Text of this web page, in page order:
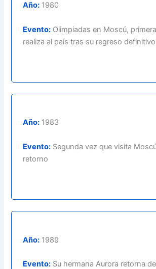
Año: 1980
Evento: Olimpiadas en Moscú,
realiza al país tras su regreso definitivo
Año: 1983
Evento: Segunda vez que visita
retorno
Año: 1989
Evento: Su hermana Aurora retorna